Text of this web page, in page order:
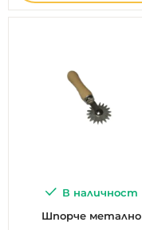
В наличност
Шпорче метално